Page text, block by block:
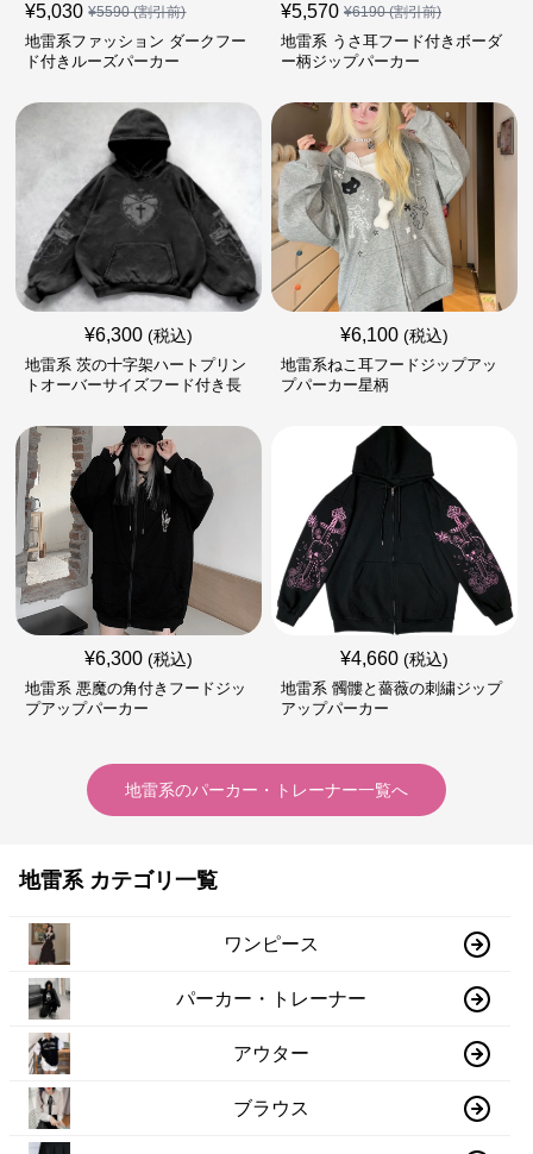
¥5,030 ¥5590(割引前)
地雷系ファッション ダークフー
ド付きルーズパーカー
¥5,570 ¥6190(割引前)
地雷系 うさ耳フード付きボーダ
ー柄ジップパーカー
¥6,300 (税込)
地雷系 茨の十字架ハートプリン
トオーバーサイズフード付き長
¥6,100 (税込)
地雷系ねこ耳フードジップアッ
プパーカー星柄
¥6,300 (税込)
地雷系 悪魔の角付きフードジッ
プアップパーカー
¥4,660 (税込)
地雷系 髑髏と薔薇の刺繍ジップ
アップパーカー
地雷系のパーカー・トレーナー一覧へ
地雷系 カテゴリ一覧
ワンピース
パーカー・トレーナー
アウター
ブラウス